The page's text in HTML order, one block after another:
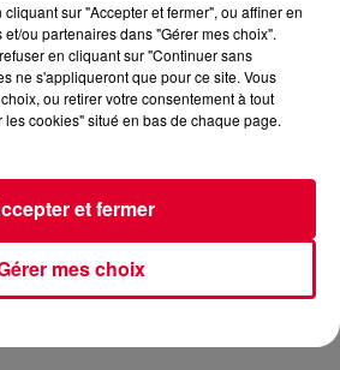
sur "Accepter et fermer", ou affiner en
ou partenaires dans "Gérer mes choix".
en cliquant sur "Continuer sans
ne s'appliqueront que pour ce site. Vous
ou retirer votre consentement à tout
cookies" situé en bas de chaque page.
mes choix
et fermer